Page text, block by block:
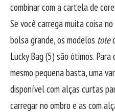
combinar com a cartela de
Se você carrega muita coisa
bolsa grande, os modelos tote
Lucky Bag (5) são ótimos.
mesmo pequena basta, uma
disponível com alças curtas
carregar no ombro e as com